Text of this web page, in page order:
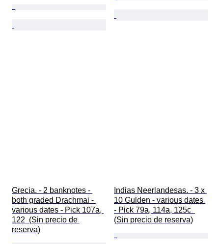
Grecia. - 2 banknotes -
both graded Drachmai -
various dates - Pick 107a,
122  (Sin precio de
reserva)
Indias Neerlandesas. - 3 x
10 Gulden - various dates
- Pick 79a, 114a, 125c
(Sin precio de reserva)